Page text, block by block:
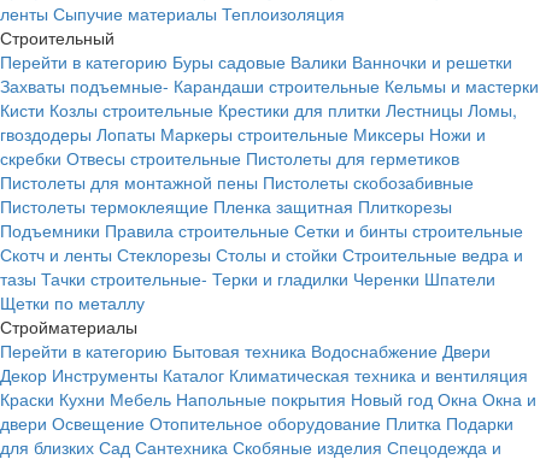
ленты Сыпучие материалы Теплоизоляция
Строительный
Перейти в категорию Буры садовые Валики Ванночки и решетки
Захваты подъемные- Карандаши строительные Кельмы и мастерки
Кисти Козлы строительные Крестики для плитки Лестницы Ломы,
гвоздодеры Лопаты Маркеры строительные Миксеры Ножи и
скребки Отвесы строительные Пистолеты для герметиков
Пистолеты для монтажной пены Пистолеты скобозабивные
Пистолеты термоклеящие Пленка защитная Плиткорезы
Подъемники Правила строительные Сетки и бинты строительные
Скотч и ленты Стеклорезы Столы и стойки Строительные ведра и
тазы Тачки строительные- Терки и гладилки Черенки Шпатели
Щетки по металлу
Стройматериалы
Перейти в категорию Бытовая техника Водоснабжение Двери
Декор Инструменты Каталог Климатическая техника и вентиляция
Краски Кухни Мебель Напольные покрытия Новый год Окна Окна и
двери Освещение Отопительное оборудование Плитка Подарки
для близких Сад Сантехника Скобяные изделия Спецодежда и